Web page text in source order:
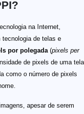
na Internet,
tecnologia de telas e
por polegada(pixels per
de pixels de uma tela
como o número de pixels
apesar de serem